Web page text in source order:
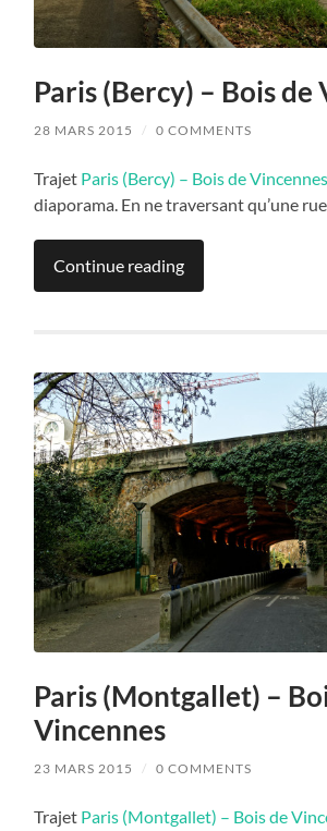
Paris (Bercy) – Bois de
28 MARS 2015 / 0 COMMENTS
Trajet Paris (Bercy) – Bois de Vincennes
diaporama. En ne traversant qu’une
Continue reading
Paris (Montgallet) –
Vincennes
23 MARS 2015 / 0 COMMENTS
Trajet Paris (Montgallet) – Bois de